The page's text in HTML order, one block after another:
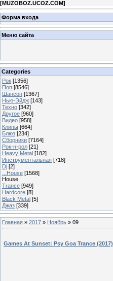
[MUZOBOZ.UCOZ.COM]
Форма входа
Меню сайта
Categories
Рок [1356]
Поп [8546]
Шансон [1367]
Нью-Эйдж [143]
Техно [342]
Другое [960]
Видео [958]
Клипы [664]
Блюз [234]
Сборники [7164]
Рок-н-рол [21]
Heavy Metal [182]
Инструментальная [718]
Dj [2]
...House [1568]
House
Trance [949]
Hardcore [8]
Black Metal [5]
Джаз [339]
Главная » 2017 » Ноябрь » 09
Games At Sunset: Psy Goa Trance (2017)